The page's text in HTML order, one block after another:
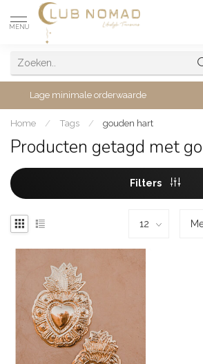
MENU
Lage minimale orderwaarde
Home / Tags / gouden hart
Producten getagd met
Filters